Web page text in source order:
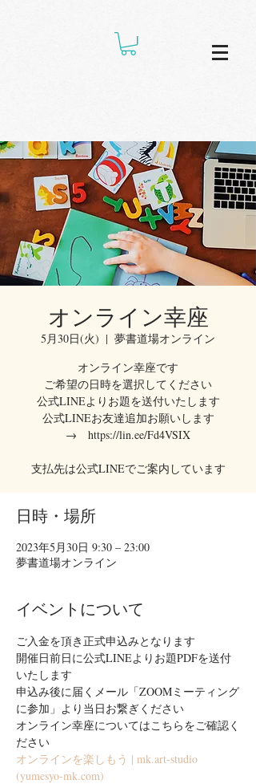
オンライン幸座
5月30日(火)
  |
夢書道場オンライン
オンライン幸座です
ご希望の日時を選択してください
公式LINEよりお題を送付いたします
公式LINEお友達追加お願いします
→ https://lin.ee/Fd4VSIX
支払先は公式LINEでご案内しています
日時・場所
2023年5月30日 9:30 – 23:00
夢書道場オンライン
イベントについて
ご入金を頂き正式申込みとなります
開催日前日に公式LINEよりお題PDFを送付
いたします
申込み後に届くメール「ZOOMミーティング
に参加」より当日お繋ぎください
オンライン幸座についてはこちらをご確認く
ださい
オンラインを楽しもう | mk.art-studio
(yumesyo-mk.com)